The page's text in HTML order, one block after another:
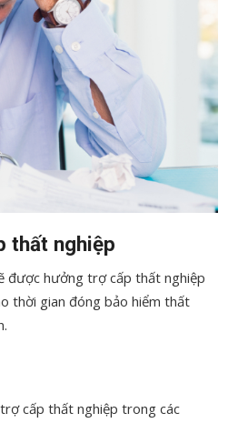
thất nghiệp
được hưởng trợ cấp thất nghiệp
thời gian đóng bảo hiểm thất
cấp thất nghiệp trong các